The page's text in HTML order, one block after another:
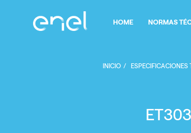
HOME NORMAS
INICIO ESPECIFICACIONES